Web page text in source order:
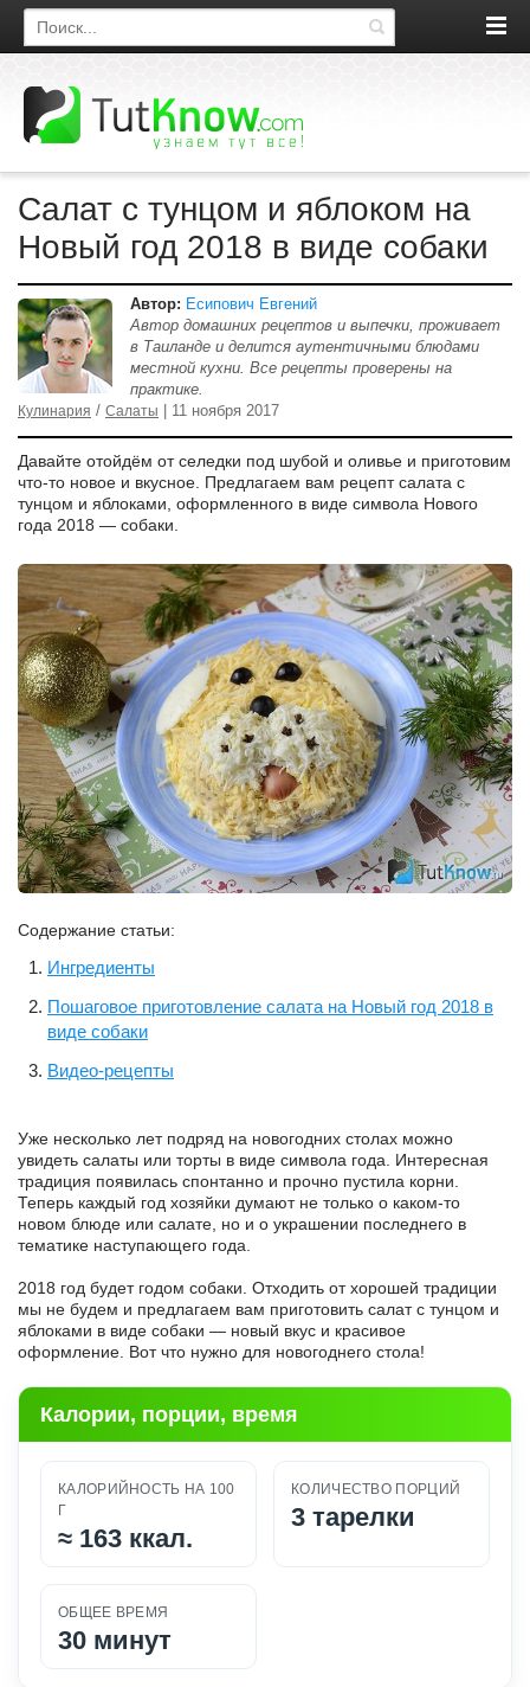
Поиск по сайту
Салат с тунцом и яблоком на
Новый год 2018 в виде собаки
Автор: Есипович Евгений
Автор домашних рецептов и выпечки, проживает
в Таиланде и делится аутентичными блюдами
местной кухни. Все рецепты проверены на
практике.
Кулинария / Салаты | 11 ноября 2017
Давайте отойдём от селедки под шубой и оливье и приготовим
что-то новое и вкусное. Предлагаем вам рецепт салата с
тунцом и яблоками, оформленного в виде символа Нового
года 2018 — собаки.
Содержание статьи:
Ингредиенты
Пошаговое приготовление салата на Новый год 2018 в
виде собаки
Видео-рецепты
Уже несколько лет подряд на новогодних столах можно
увидеть салаты или торты в виде символа года. Интересная
традиция появилась спонтанно и прочно пустила корни.
Теперь каждый год хозяйки думают не только о каком-то
новом блюде или салате, но и о украшении последнего в
тематике наступающего года.
2018 год будет годом собаки. Отходить от хорошей традиции
мы не будем и предлагаем вам приготовить салат с тунцом и
яблоками в виде собаки — новый вкус и красивое
оформление. Вот что нужно для новогоднего стола!
Калории, порции, время
КАЛОРИЙНОСТЬ НА 100
Г
≈ 163 ккал.
КОЛИЧЕСТВО ПОРЦИЙ
3 тарелки
ОБЩЕЕ ВРЕМЯ
30 минут